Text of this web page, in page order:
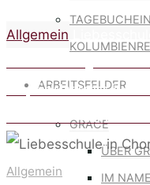
ARBEITSFELDER
GRACE
ÜBER
IM
Home
Allgemein
Auf prähistorisches
Lichtenfels – vom 16. – 25.
Allgemein